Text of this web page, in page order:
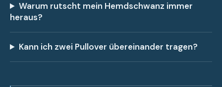
Warum rutscht mein Hemdschwanz immer
heraus?
Kann ich zwei Pullover übereinander tragen?